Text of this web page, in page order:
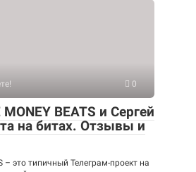
0
BEATS и Сергей
на битах. Отзывы и
– это типичный Телеграм-проект на